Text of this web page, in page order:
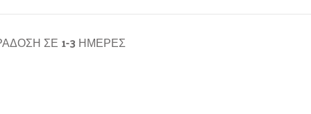
ΣΕ 1-3 ΗΜΈΡΕΣ